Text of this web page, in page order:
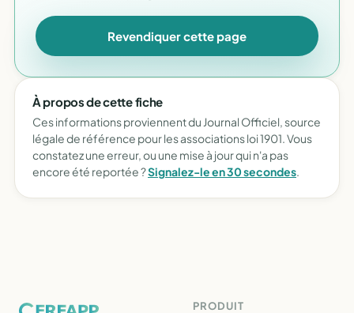
Revendiquer cette page
À propos de cette fiche
Ces informations proviennent du Journal Officiel, source
légale de référence pour les associations loi 1901. Vous
constatez une erreur, ou une mise à jour qui n'a pas
encore été reportée ?Signalez-le en 30 secondes.
PRODUIT